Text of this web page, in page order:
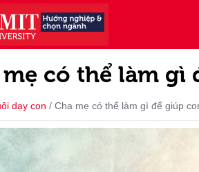
mẹ có thể làm gì
dạy con / Cha mẹ có thể làm gì để giúp